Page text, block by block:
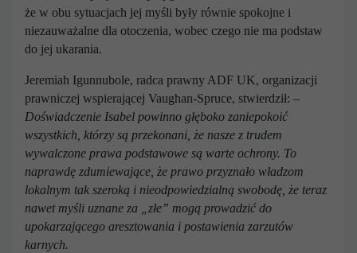
że w obu sytuacjach jej myśli były równie spokojne i
niezauważalne dla otoczenia, wobec czego nie ma podstaw
do jej ukarania.
Jeremiah Igunnubole, radca prawny ADF UK, organizacji
prawniczej wspierającej Vaughan-Spruce, stwierdził: –
Doświadczenie Isabel powinno głęboko zaniepokoić
wszystkich, którzy są przekonani, że nasze z trudem
wywalczone prawa podstawowe są warte ochrony. To
naprawdę zdumiewające, że prawo przyznało władzom
lokalnym tak szeroką i nieodpowiedzialną swobodę, że teraz
nawet myśli uznane za „złe” mogą prowadzić do
upokarzającego aresztowania i postawienia zarzutów
karnych.